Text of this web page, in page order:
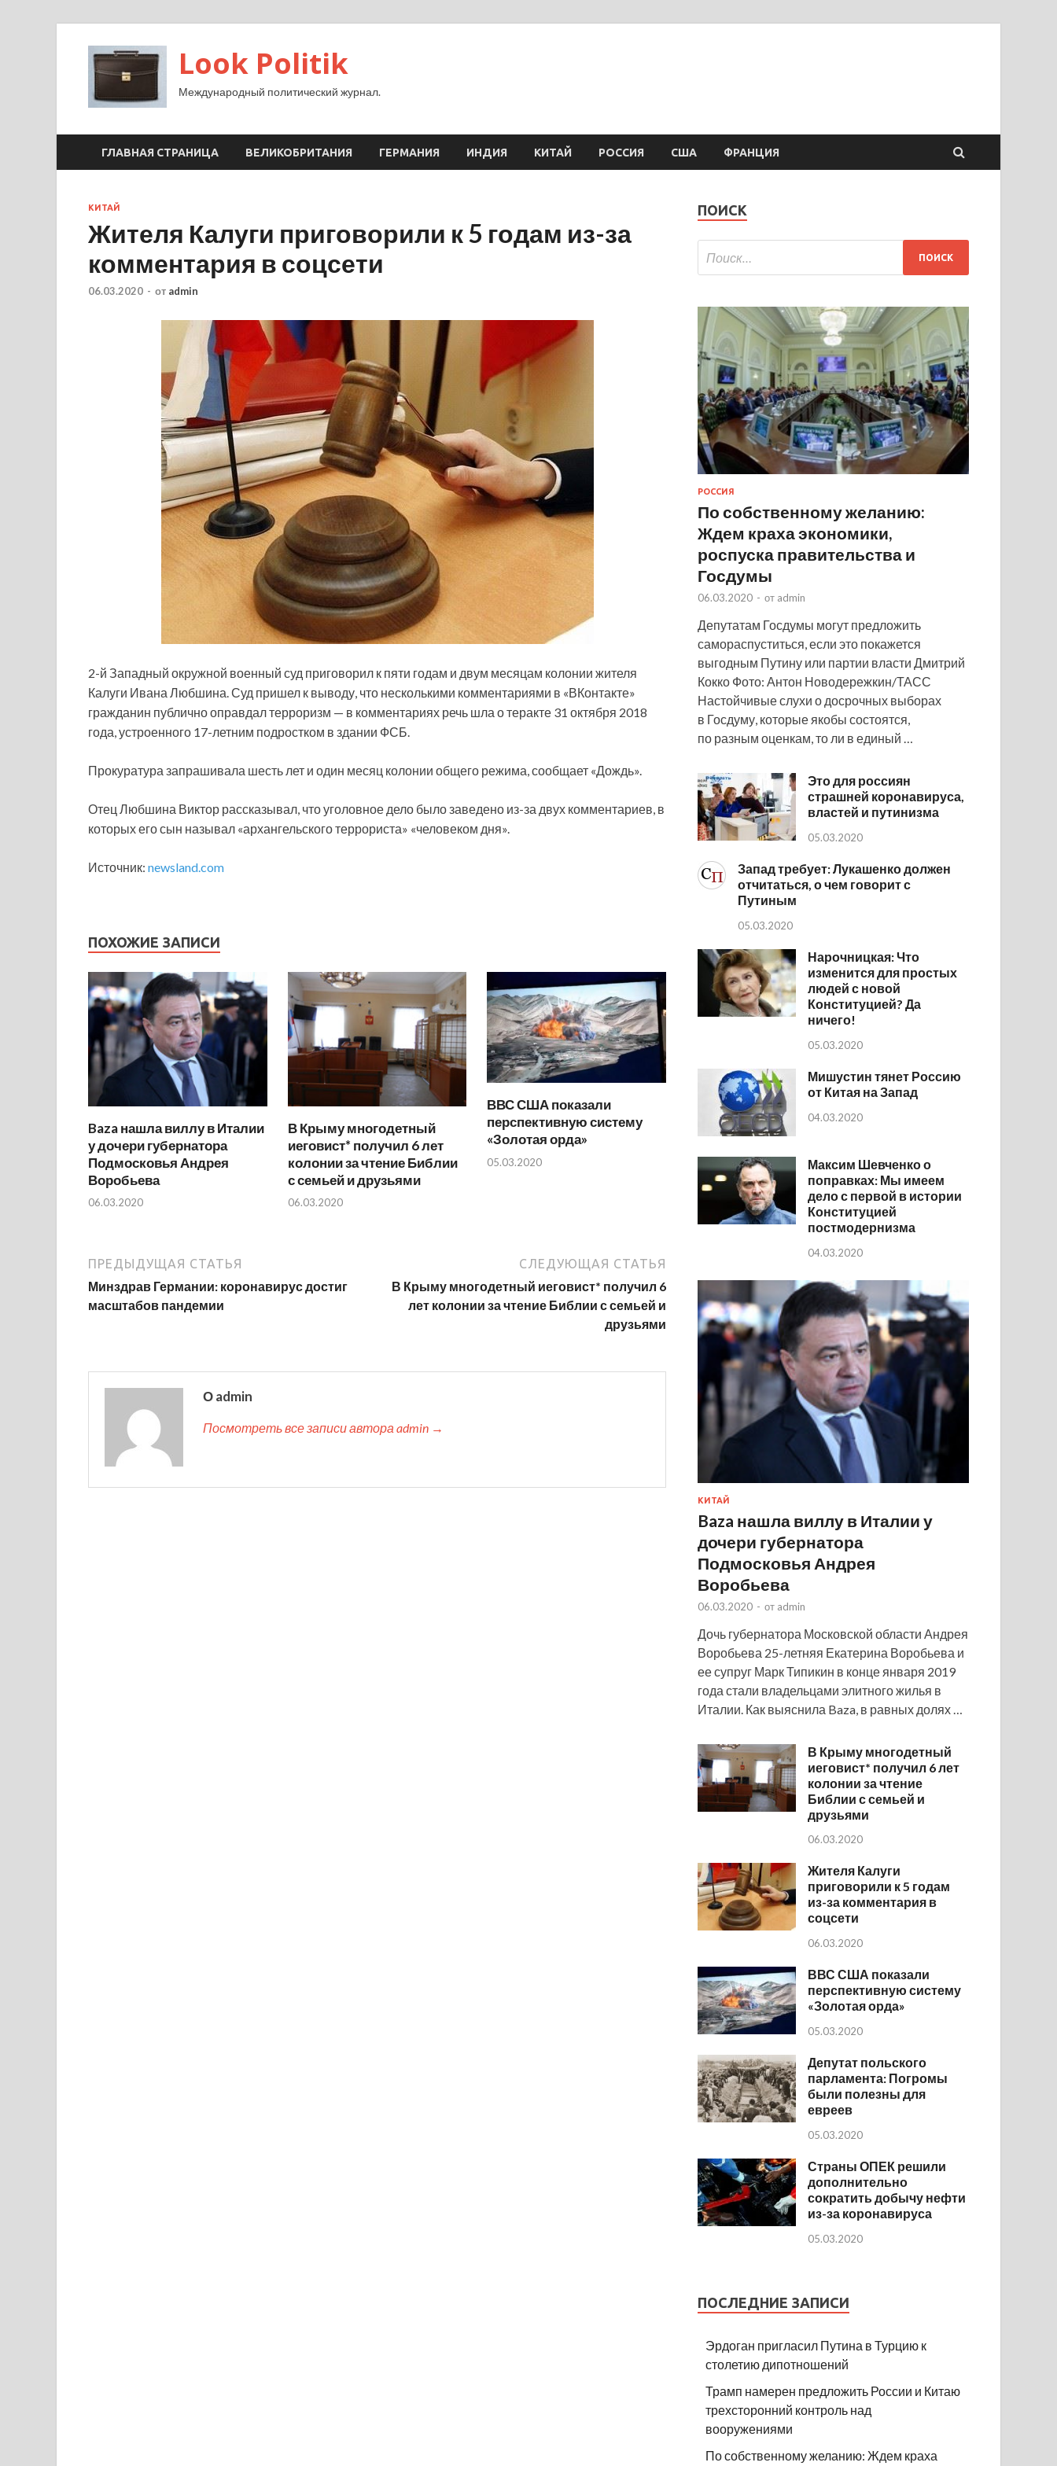
Look Politik
Международный политический журнал.
ГЛАВНАЯ СТРАНИЦА ВЕЛИКОБРИТАНИЯ ГЕРМАНИЯ ИНДИЯ КИТАЙ РОССИЯ США ФРАНЦИЯ
КИТАЙ
Жителя Калуги приговорили к 5 годам из-за
комментария в соцсети
06.03.2020 - от admin
2-й Западный окружной военный суд приговорил к пяти годам и двум месяцам колонии жителя
Калуги Ивана Любшина. Суд пришел к выводу, что несколькими комментариями в «ВКонтакте»
гражданин публично оправдал терроризм — в комментариях речь шла о теракте 31 октября 2018
года,устроенного 17-летним подростком в здании ФСБ.
Прокуратура запрашивала шесть лет и один месяц колонии общего режима, сообщает «Дождь».
Отец Любшина Виктор рассказывал, что уголовное дело было заведено из-за двух комментариев, в
которых его сын называл «архангельского террориста» «человеком дня».
Источник: newsland.com
ПОХОЖИЕ ЗАПИСИ
Baza нашла виллу в Италии
у дочери губернатора
Подмосковья Андрея
Воробьева
06.03.2020
В Крыму многодетный
иеговист* получил 6 лет
колонии за чтение Библии
с семьей и друзьями
06.03.2020
ВВС США показали
перспективную систему
«Золотая орда»
05.03.2020
ПРЕДЫДУЩАЯ СТАТЬЯ
Минздрав Германии: коронавирус достиг
масштабов пандемии
СЛЕДУЮЩАЯ СТАТЬЯ
В Крыму многодетный иеговист* получил 6
лет колонии за чтение Библии с семьей и
друзьями
О admin
Посмотреть все записи автора admin →
ПОИСК
РОССИЯ
По собственному желанию:
Ждем краха экономики,
роспуска правительства и
Госдумы
06.03.2020 - от admin
Депутатам Госдумы могут предложить
самораспуститься, если это покажется
выгодным Путину или партии власти Дмитрий
Кокко Фото: Антон Новодережкин/ТАСС
Настойчивые слухи о досрочных выборах
в Госдуму, которые якобы состоятся,
по разным оценкам, то ли в единый …
Это для россиян
страшней коронавируса,
властей и путинизма
05.03.2020
Запад требует: Лукашенко должен
отчитаться, о чем говорит с
Путиным
05.03.2020
Нарочницкая: Что
изменится для простых
людей с новой
Конституцией? Да
ничего!
05.03.2020
Мишустин тянет Россию
от Китая на Запад
04.03.2020
Максим Шевченко о
поправках: Мы имеем
дело с первой в истории
Конституцией
постмодернизма
04.03.2020
КИТАЙ
Baza нашла виллу в Италии у
дочери губернатора
Подмосковья Андрея
Воробьева
06.03.2020 - от admin
Дочь губернатора Московской области Андрея
Воробьева 25-летняя Екатерина Воробьева и
ее супруг Марк Типикин в конце января 2019
года стали владельцами элитного жилья в
Италии. Как выяснила Baza, в равных долях …
В Крыму многодетный
иеговист* получил 6 лет
колонии за чтение
Библии с семьей и
друзьями
06.03.2020
Жителя Калуги
приговорили к 5 годам
из-за комментария в
соцсети
06.03.2020
ВВС США показали
перспективную систему
«Золотая орда»
05.03.2020
Депутат польского
парламента: Погромы
были полезны для
евреев
05.03.2020
Страны ОПЕК решили
дополнительно
сократить добычу нефти
из-за коронавируса
05.03.2020
ПОСЛЕДНИЕ ЗАПИСИ
Эрдоган пригласил Путина в Турцию к
столетию дипотношений
Трамп намерен предложить России и Китаю
трехсторонний контроль над
вооружениями
По собственному желанию: Ждем краха